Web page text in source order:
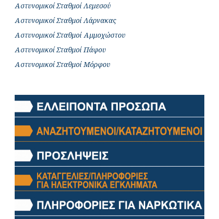
Αστυνομικοί Σταθμοί Λεμεσού
Αστυνομικοί Σταθμοί Λάρνακας
Αστυνομικοί Σταθμοί Αμμοχώστου
Αστυνομικοί Σταθμοί Πάφου
Αστυνομικοί Σταθμοί Μόρφου